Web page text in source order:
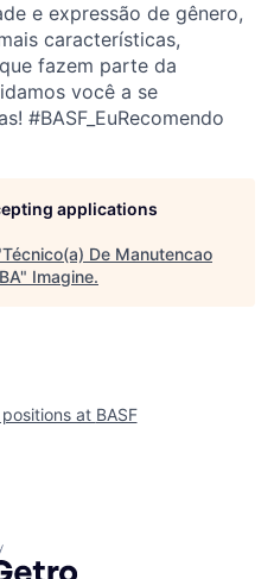
e expressão de gênero,
características,
fazem parte da
você a se
#BASF_EuRecomendo
applications
Técnico(a) De Manutencao
" Imagine.
at BASF
by Getro.com